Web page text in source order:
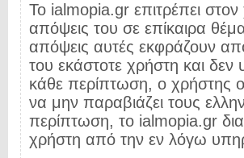
Το ialmopia.gr επιτρέπει
απόψεις του σε επίκαιρα
απόψεις αυτές εκφράζουν
του εκάστοτε χρήστη και
κάθε περίπτωση, ο χρήστης
να μην παραβιάζει τους
περίπτωση, το ialmopia.gr
χρήστη από την εν λόγω